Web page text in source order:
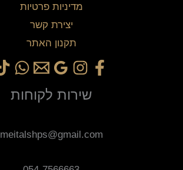
מדיניות פרטיות
יצירת קשר
תקנון האתר
שירות לקוחות
meitalshps@gmail.com